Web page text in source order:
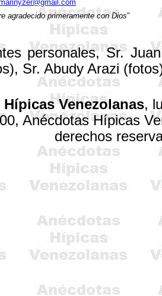
agradecido primeramente con Dios"
personales, Sr.
Sr.Abudy Arazi
Venezolanas,
Anécdotas Hípicas
derechos